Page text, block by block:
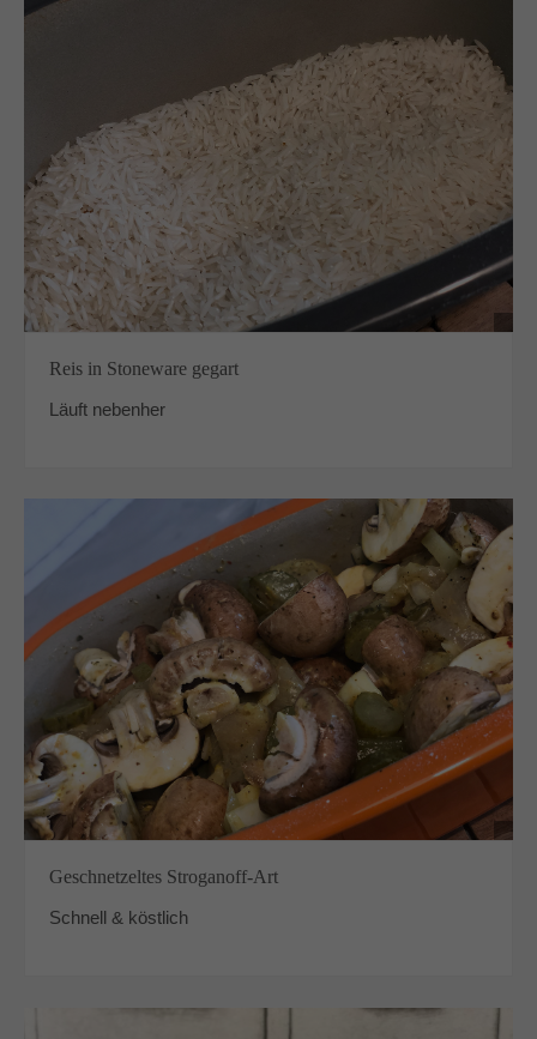
Reis in Stoneware gegart
Läuft nebenher
Geschnetzeltes Stroganoff-Art
Schnell & köstlich